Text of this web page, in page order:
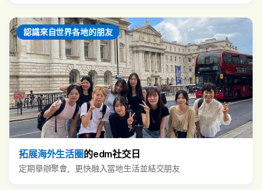
認識來自世界各地的朋友
拓展海外生活圈的edm社交日
定期舉辦聚會，更快融入當地生活並結交朋友